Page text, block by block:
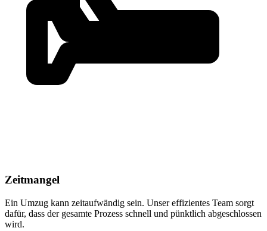
Zeitmangel
Ein Umzug kann zeitaufwändig sein. Unser effizientes Team sorgt
dafür, dass der gesamte Prozess schnell und pünktlich abgeschlossen
wird.